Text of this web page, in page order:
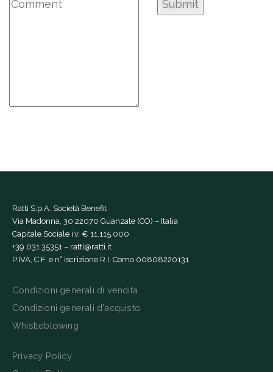
Ratti S.p.A. Società Benefit
Via Madonna, 30 22070 Guanzate (CO) – Italia
Capitale Sociale i.v. € 11.115.000
+39 031 35351 – ratti@ratti.it
P.IVA, C.F. e n° iscrizione R.I. Como 00808220131
Condizioni generali di vendita
Condizioni generali d'acquisto
Whistleblowing
Privacy Policy